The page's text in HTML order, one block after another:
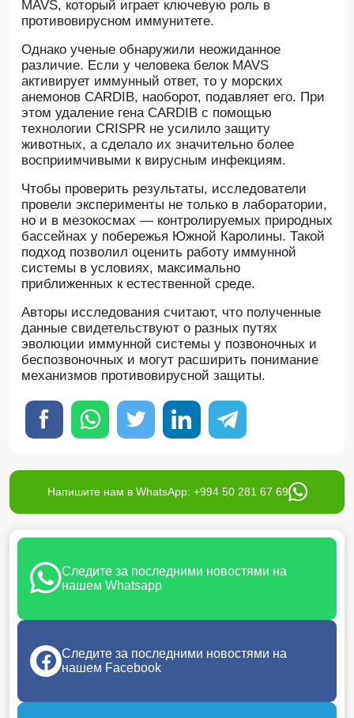
MAVS, который играет ключевую роль в
противовирусном иммунитете.
Однако ученые обнаружили неожиданное
различие. Если у человека белок MAVS
активирует иммунный ответ, то у морских
анемонов CARDIB, наоборот, подавляет его. При
этом удаление гена CARDIB с помощью
технологии CRISPR не усилило защиту
животных, а сделало их значительно более
восприимчивыми к вирусным инфекциям.
Чтобы проверить результаты, исследователи
провели эксперименты не только в лаборатории,
но и в мезокосмах — контролируемых природных
бассейнах у побережья Южной Каролины. Такой
подход позволил оценить работу иммунной
системы в условиях, максимально
приближенных к естественной среде.
Авторы исследования считают, что полученные
данные свидетельствуют о разных путях
эволюции иммунной системы у позвоночных и
беспозвоночных и могут расширить понимание
механизмов противовирусной защиты.
Напишите нам в WhatsApp: +994 50 281 67 69
Следите за последними новостями на
нашем Whatsapp
Следите за последними новостями на
нашем Facebook